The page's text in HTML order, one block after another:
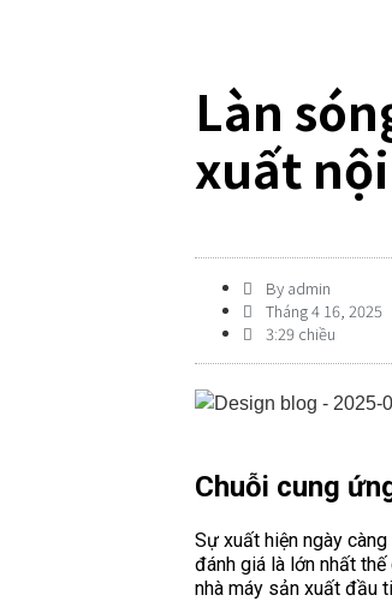
Làn
xuất
By admin
Tháng 4 16, 2025
3:29 chiều
Chuỗi cung
Sự xuất hiện ngày
đánh giá là lớn nhất
nhà máy sản xuất đầu